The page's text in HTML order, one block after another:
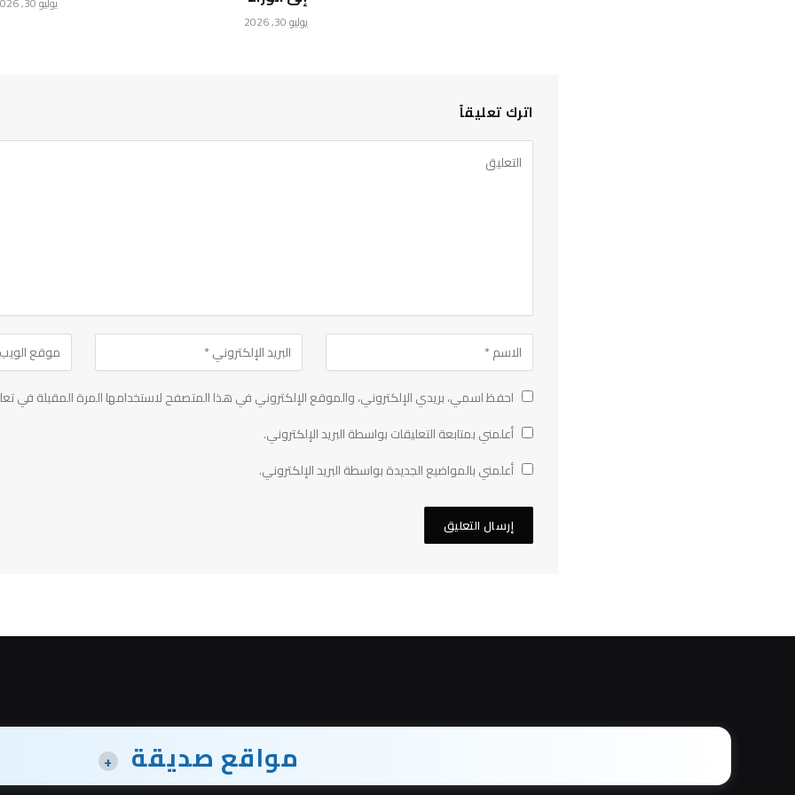
يوليو 30, 2026
اترك تعليقاً
احفظ اسمي، بريدي الإلكتروني، والموقع الإلكتروني في هذا المتصفح لاستخدامها المرة المقبلة في
أعلمني بمتابعة التعليقات بواسطة البريد الإلكتروني.
أعلمني بالمواضيع الجديدة بواسطة البريد الإلكتروني.
مواقع صديقة +